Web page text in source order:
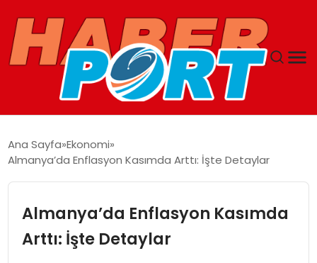
GUNCEL
YAŞAM
SAĞLIK
Ana Sayfa Ekonomi
Almanya’da Enflasyon Kasımda Arttı: İşte Detaylar
Almanya’da Enflasyon Kasımda
Arttı: İşte Detaylar